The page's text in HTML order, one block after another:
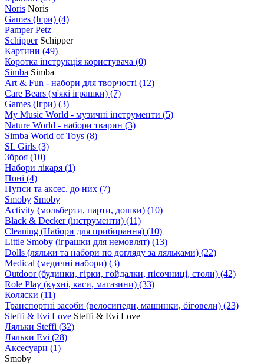
Noris Noris
Games (Ігри) (4)
Pamper Petz
Schipper Schipper
Картини (49)
Коротка інструкція користувача (0)
Simba Simba
Art & Fun - набори для творчості (12)
Care Bears (м'які іграшки) (7)
Games (Ігри) (3)
My Music World - музичні інструменти (5)
Nature World - набори тварин (3)
Simba World of Toys (8)
SL Girls (3)
Зброя (10)
Набори лікаря (1)
Поні (4)
Пупси та аксес. до них (7)
Smoby Smoby
Аctivity (мольберти, парти, дошки) (10)
Black & Decker (інструменти) (11)
Cleaning (Набори для прибирання) (10)
Little Smoby (іграшки для немовлят) (13)
Dolls (ляльки та набори по догляду за ляльками) (22)
Medical (медичні набори) (3)
Outdoor (будинки, гірки, гойдалки, пісочниці, столи) (42)
Role Play (кухні, каси, магазини) (33)
Коляски (11)
Транспортні засоби (велосипеди, машинки, біговели) (23)
Steffi & Evi Love Steffi & Evi Love
Ляльки Steffi (32)
Ляльки Evi (28)
Аксесуари (1)
Smoby